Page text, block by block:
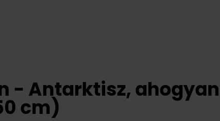
- Antarktisz, ahogyan
cm)